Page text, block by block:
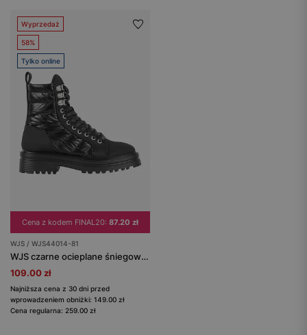
Wyprzedaż
58%
Tylko online
Cena z kodem FINAL20: 87.20 zł
WJS / WJS44014-81
WJS czarne ocieplane śniegowce damskie
109.00 zł
Najniższa cena z 30 dni przed
wprowadzeniem obniżki: 149.00 zł
Cena regularna: 259.00 zł